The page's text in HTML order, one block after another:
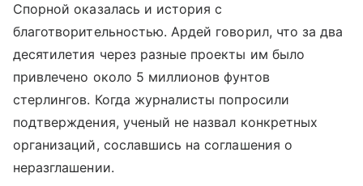
Спорной оказалась и история с
благотворительностью. Ардей говорил, что за два
десятилетия через разные проекты им было
привлечено около 5 миллионов фунтов
стерлингов. Когда журналисты попросили
подтверждения, ученый не назвал конкретных
организаций, сославшись на соглашения о
неразглашении.